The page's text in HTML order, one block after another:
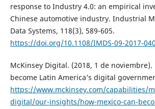
response to Industry 4.0: an empirical
Chinese automotive industry. Industrial
Data Systems, 118(3), 589-605.
https://doi.org/10.1108/IMDS-09-2017-
McKinsey Digital. (2018, 1 de noviembre).
become Latin America’s digital
https://www.mckinsey.com/capabilities/
digital/our-insights/how-mexico-can-